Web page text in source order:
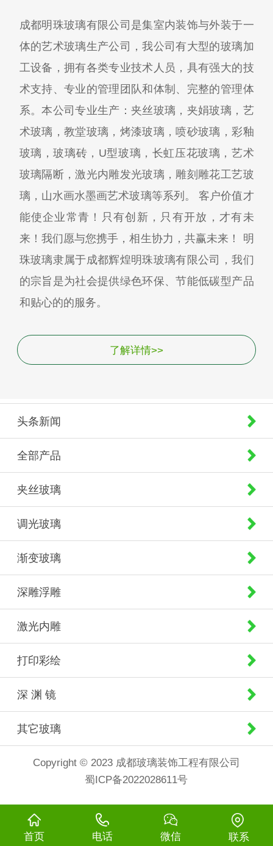
成都明珠玻璃有限公司是集室内装饰与外装于一
体的艺术玻璃生产公司，我公司有大型的玻璃加
工设备，拥有各类专业技术人员，具有强大的技
术支持、专业的管理团队和体制、完整的管理体
系。本公司专业生产：夹丝玻璃，夹娟玻璃，艺
术玻璃，教堂玻璃，烤漆玻璃，喷砂玻璃，彩釉
玻璃，玻璃砖，U型玻璃，长虹压花玻璃，艺术
玻璃隔断，激光内雕发光玻璃，雕刻雕花工艺玻
璃，山水画水墨画艺术玻璃等系列。 客户价值才
能使企业常青！只有创新，只有开放，才有未
来！我们愿与您携手，相生协力，共赢未来！ 明
珠玻璃隶属于成都辉煌明珠玻璃有限公司，我们
的宗旨是为社会提供绿色环保、节能低碳型产品
和贴心的的服务。
了解详情>>
头条新闻
全部产品
夹丝玻璃
调光玻璃
渐变玻璃
深雕浮雕
激光内雕
打印彩绘
深 渊 镜
其它玻璃
Copyright © 2023 成都玻璃装饰工程有限公司
蜀ICP备2022028611号
首页 电话 微信 联系